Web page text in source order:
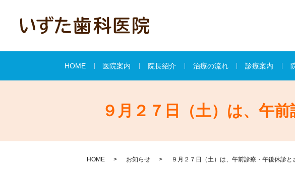
HOME 医院案内 院長紹介 治療の流れ 診療案内
９月２７日（土）は、午
HOME お知らせ ９月２７日（土）は、午前診療・午後休診と